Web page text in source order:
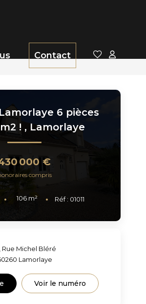
Contact
6 pièces
! , Lamorlaye
000 €
compris
106 m² Réf : 01011
Rue Michel Bléré
Lamorlaye
Voir le numéro